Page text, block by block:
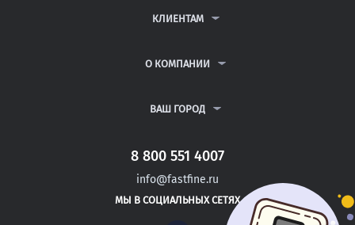
ДИПЛОМНЫЕ РАБОТЫ
РЕФЕРАТЫ
КЛИЕНТАМ
ВОПРОСЫ И ОТВЕТЫ
ПОЛИТИКА КОНФИДЕНЦИАЛЬНОСТИ
О КОМПАНИИ
КОНТАКТЫ
ВАШ ГОРОД
САНКТ-ПЕТЕРБУРГ
ДОНЕЦК
САЛЬСК
8 800 551 4007
info@fastfine.ru
МЫ В СОЦИАЛЬНЫХ СЕТЯХ